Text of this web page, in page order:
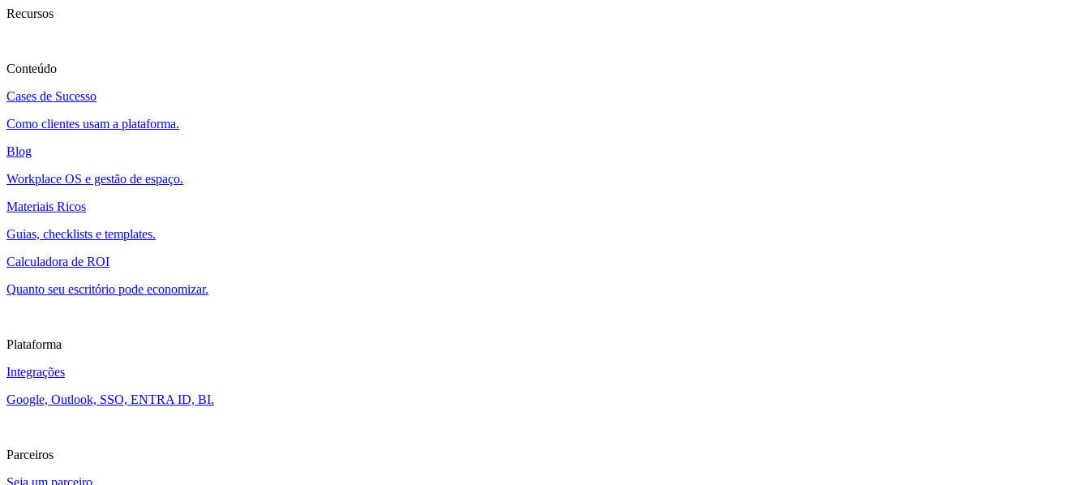
Recursos
Conteúdo
Cases de Sucesso
Como clientes usam a plataforma.
Blog
Workplace OS e gestão de espaço.
Materiais Ricos
Guias, checklists e templates.
Calculadora de ROI
Quanto seu escritório pode economizar.
Plataforma
Integrações
Google, Outlook, SSO, ENTRA ID, BI.
Parceiros
Seja um parceiro